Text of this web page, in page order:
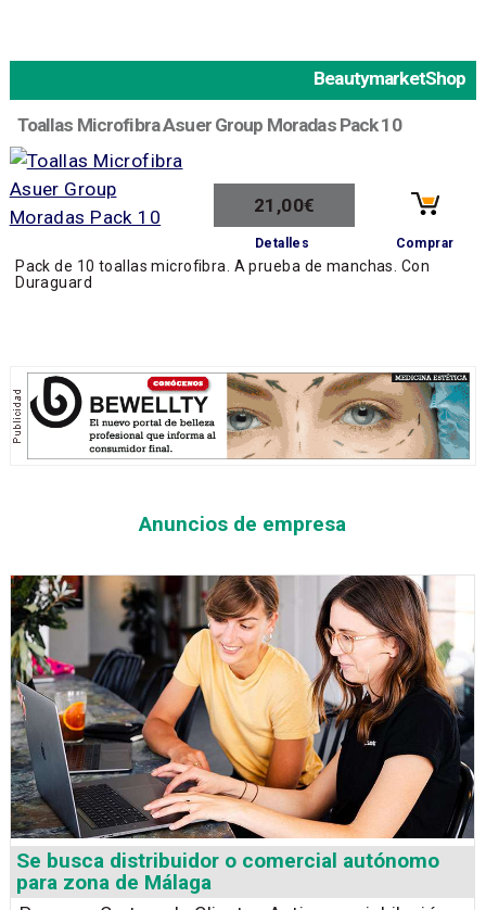
BeautymarketShop
Toallas Microfibra Asuer Group Moradas Pack 10
21,00€
Detalles Comprar
Pack de 10 toallas microfibra. A prueba de manchas. Con
Duraguard
Anuncios de empresa
Se busca distribuidor o comercial autónomo
para zona de Málaga